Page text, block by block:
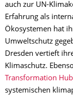
auch zur UN-
Erfahrung als
Ökosystemen hat
Umweltschutz
Dresden vertieft
Klimaschutz.
Transformation Hub
systemischen